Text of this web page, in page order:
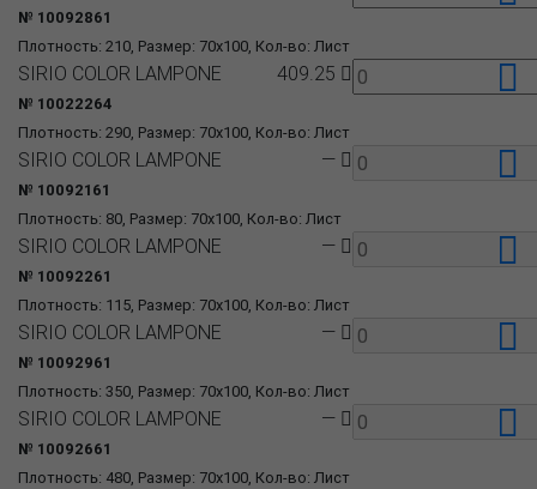
Плотность: 210, Размер: 70x100, Кол-во: Лист
№ 10092861
Плотность: 290, Размер: 70x100, Кол-во: Лист
SIRIO COLOR LAMPONE
№ 10022264
409.25
Плотность: 80, Размер: 70x100, Кол-во: Лист
SIRIO COLOR LAMPONE
№ 10092161
—
Плотность: 115, Размер: 70x100, Кол-во: Лист
SIRIO COLOR LAMPONE
№ 10092261
—
Плотность: 350, Размер: 70x100, Кол-во: Лист
SIRIO COLOR LAMPONE
№ 10092961
—
Плотность: 480, Размер: 70x100, Кол-во: Лист
SIRIO COLOR LAMPONE
№ 10092661
—